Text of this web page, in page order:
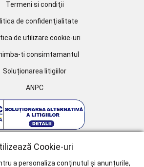
Termeni si condiţii
de confidenţialitate
de utilizare cookie-uri
ti consimtamantul
Soluționarea litigiilor
ANPC
Cookie-uri
a personaliza conținutul și anunțurile,